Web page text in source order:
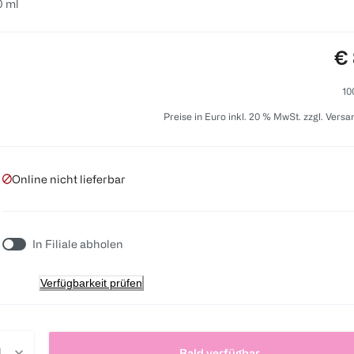
ml
€
Preise in Euro inkl. 20 % MwSt. zzgl.
Online nicht lieferbar
In Filiale abholen
Verfügbarkeit prüfen